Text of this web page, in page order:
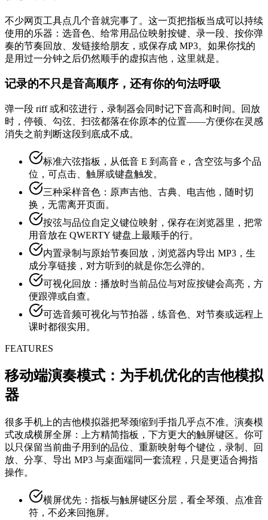
不少网页工具点几个音就完事了。这一页把指板当成可以持续
使用的乐器：选音色、给常用品位映射按键、录一段、按你弹
奏的节奏回放、发链接给朋友，或保存成 MP3。如果你找的
是用过一分钟之后仍然顺手的虚拟吉他，这里就是。
记录的不只是音高顺序，还有你的句法呼吸
弹一段 riff 或和弦进行，录制器会同时记下音高和时间。回放
时，停顿、勾弦、扫弦都落在你原本的位置——方便你在灵感
消失之前判断这段到底成不成。
标准六弦指板，从低音 E 到高音 e，含空弦与多个品
位，可点击、触屏或键盘触发。
三种采样音色：原声吉他、古典、电吉他，随时切
换，无需离开页面。
按弦与品位自定义键位映射，保存在浏览器里，把常
用音放在 QWERTY 键盘上最顺手的行。
内置录制与原始节奏回放，浏览器内导出 MP3，生
成分享链接，对方听到的就是你怎么弹的。
可视化回放：播放时当前品位与对应按键会高亮，方
便跟弹或自查。
可选音频可视化与节拍器，练音色、对节奏或远程上
课时都很实用。
FEATURES
移动端演奏模式：为手机优化的吉他模拟
器
很多手机上的吉他模拟器把琴颈缩到手指几乎点不准。演奏模
式改成横屏全屏：上方精简指板，下方更大的触屏键区。你可
以只保留当前曲子用到的品位、重新映射每个键位，录制、回
放、分享、导出 MP3 与桌面端同一套流程，只是更适合拇指
操作。
横屏优先：指板与触屏键区分层，看全琴颈、点准音
符，不必来回拖屏。